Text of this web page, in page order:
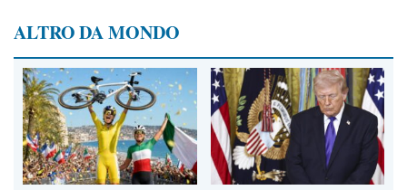
ALTRO DA MONDO